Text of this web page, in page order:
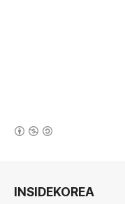
INSIDEKOREA